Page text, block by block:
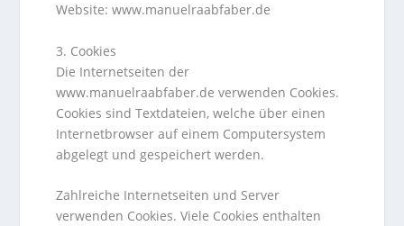
Website: www.manuelraabfaber.de
3. Cookies
Die Internetseiten der
www.manuelraabfaber.de verwenden Cookies.
Cookies sind Textdateien, welche über einen
Internetbrowser auf einem Computersystem
abgelegt und gespeichert werden.
Zahlreiche Internetseiten und Server
verwenden Cookies. Viele Cookies enthalten